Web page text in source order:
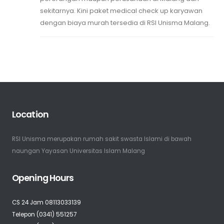
sekitarnya. Kini paket medical check up karyawan
dengan biaya murah tersedia di RSI Unisma Malang.
Location
RSI Unisma merupakan rumah sakit swasta Islami di bawah
naungan Yayasan Universitas Islam Malang
Opening Hours
CS 24 Jam 08113033139
Telepon (0341) 551257